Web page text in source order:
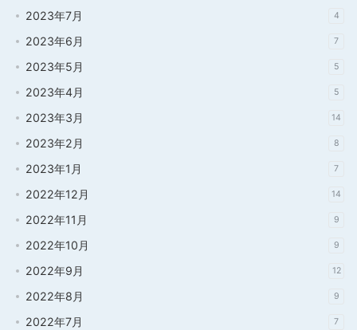
2023年7月 4
2023年6月 7
2023年5月 5
2023年4月 5
2023年3月 14
2023年2月 8
2023年1月 7
2022年12月 14
2022年11月 9
2022年10月 9
2022年9月 12
2022年8月 9
2022年7月 7